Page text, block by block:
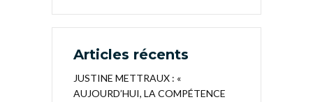
Articles récents
JUSTINE METTRAUX : «
AUJOURD’HUI, LA COMPÉTENCE